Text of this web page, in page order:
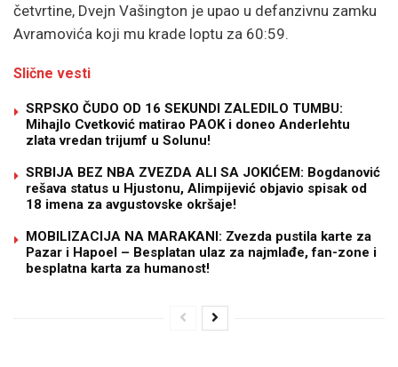
četvrtine, Dvejn Vašington je upao u defanzivnu zamku
Avramovića koji mu krade loptu za 60:59.
Slične vesti
SRPSKO ČUDO OD 16 SEKUNDI ZALEDILO TUMBU:
Mihajlo Cvetković matirao PAOK i doneo Anderlehtu
zlata vredan trijumf u Solunu!
SRBIJA BEZ NBA ZVEZDA ALI SA JOKIĆEM: Bogdanović
rešava status u Hjustonu, Alimpijević objavio spisak od
18 imena za avgustovske okršaje!
MOBILIZACIJA NA MARAKANI: Zvezda pustila karte za
Pazar i Hapoel – Besplatan ulaz za najmlađe, fan-zone i
besplatna karta za humanost!